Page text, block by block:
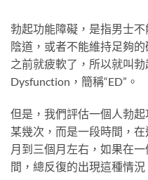
勃起功能障礙，是指男士
陰道，或者不能維持足夠
之前就疲軟了，所以就叫
Dysfunction，簡稱“ED”。
但是，我們評估一個人勃
某幾次，而是一段時間，
月到三個月左右，如果在
間，總反復的出現這種情